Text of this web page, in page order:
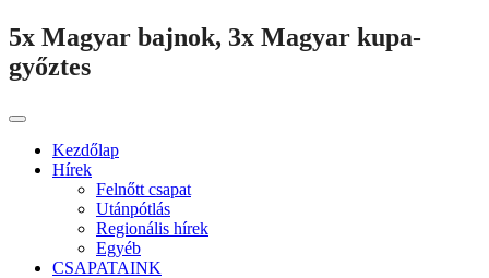
5x Magyar bajnok, 3x Magyar kupa-
győztes
Kezdőlap
Hírek
Felnőtt csapat
Utánpótlás
Regionális hírek
Egyéb
CSAPATAINK